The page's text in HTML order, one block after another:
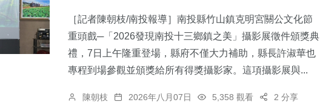
［記者陳朝枝/南投報導］南投縣竹山鎮克明宮關公文化節
重頭戲─「2026發現南投十三鄉鎮之美」攝影展徵件頒獎典
禮，7日上午隆重登場，縣府不僅大力補助，縣長許淑華也
專程到場參觀並頒獎給所有得獎攝影家。這項攝影展與...
陳朝枝 2026年八月07日 5,358 觀看 2 分享